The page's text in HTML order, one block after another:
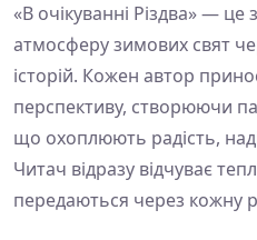
«В очікуванні Різдва» — це
атмосферу зимових свят
історій. Кожен автор
перспективу, створюючи
що охоплюють радість,
Читач відразу відчуває
передаються через кожну